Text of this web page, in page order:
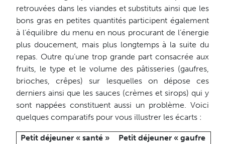
retrouvées dans les viandes et substituts ainsi que les
bons gras en petites quantités participent également
à l’équilibre du menu en nous procurant de l’énergie
plus doucement, mais plus longtemps à la suite du
repas. Outre qu’une trop grande part consacrée aux
fruits, le type et le volume des pâtisseries (gaufres,
brioches, crêpes) sur lesquelles on dépose ces
derniers ainsi que les sauces (crèmes et sirops) qui y
sont nappées constituent aussi un problème. Voici
quelques comparatifs pour vous illustrer les écarts :
Petit déjeuner « santé »
Petit déjeuner « gaufre